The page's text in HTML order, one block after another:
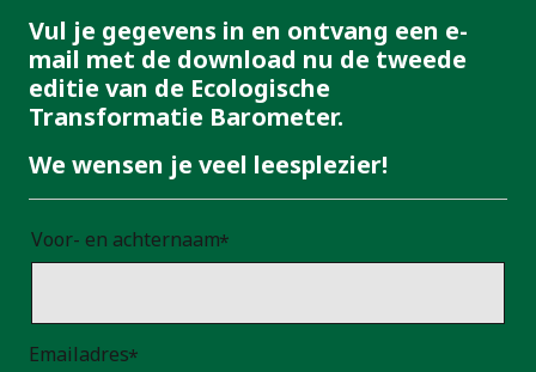
Vul je gegevens in en ontvang een e-
mail met de download nu de tweede
editie van de Ecologische
Transformatie Barometer.
We wensen je veel leesplezier!
Voor- en achternaam
Emailadres